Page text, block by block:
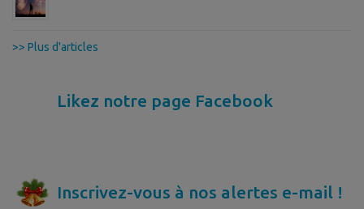
>> Plus d'articles
Likez notre page Facebook
Inscrivez-vous à nos alertes e-mail !